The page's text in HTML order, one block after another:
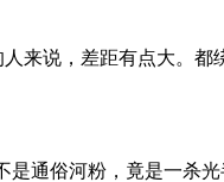
来说，差距有点大。都
通俗河粉，竟是一杀